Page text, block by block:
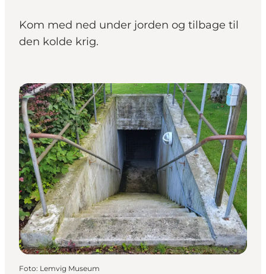
Planlæg din ferie
Kom med ned under jorden og tilbage til
den kolde krig.
Det sker
Foto: Lemvig Museum